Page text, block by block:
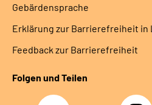
Gebärdensprache
Erklärung zur Barrierefreiheit in
Feedback zur Barrierefreiheit
Folgen und Teilen